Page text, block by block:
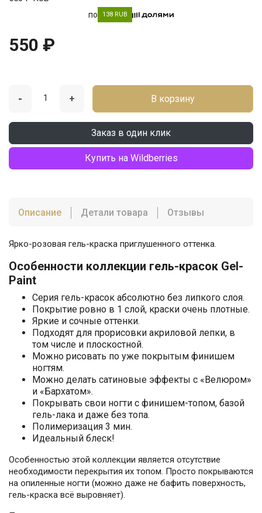
по 138 RUB
550 ₽
- + В корзину
Заказ в один клик
Купить на Wildberries
Описание Детали товара Отзывы
Ярко-розовая гель-краска приглушенного оттенка.
Особенности коллекции гель-красок Gel-
Paint
Серия гель-красок абсолютно без липкого слоя.
Покрытие ровно в 1 слой, краски очень плотные.
Яркие и сочные оттенки.
Подходят для прорисовки акриловой лепки, в
том числе и плоскостной.
Можно рисовать по уже покрытым финишем
ногтям.
Можно делать сатиновые эффекты с «Велюром»
и «Бархатом».
Покрывать свои ногти с финишем-топом, базой
гель-лака и даже без топа.
Полимеризация 3 мин.
Идеальный блеск!
Особенностью этой коллекции является отсутствие
необходимости перекрытия их топом. Просто покрываются
на опиленные ногти (можно даже не бафить поверхность,
гель-краска всё выровняет).